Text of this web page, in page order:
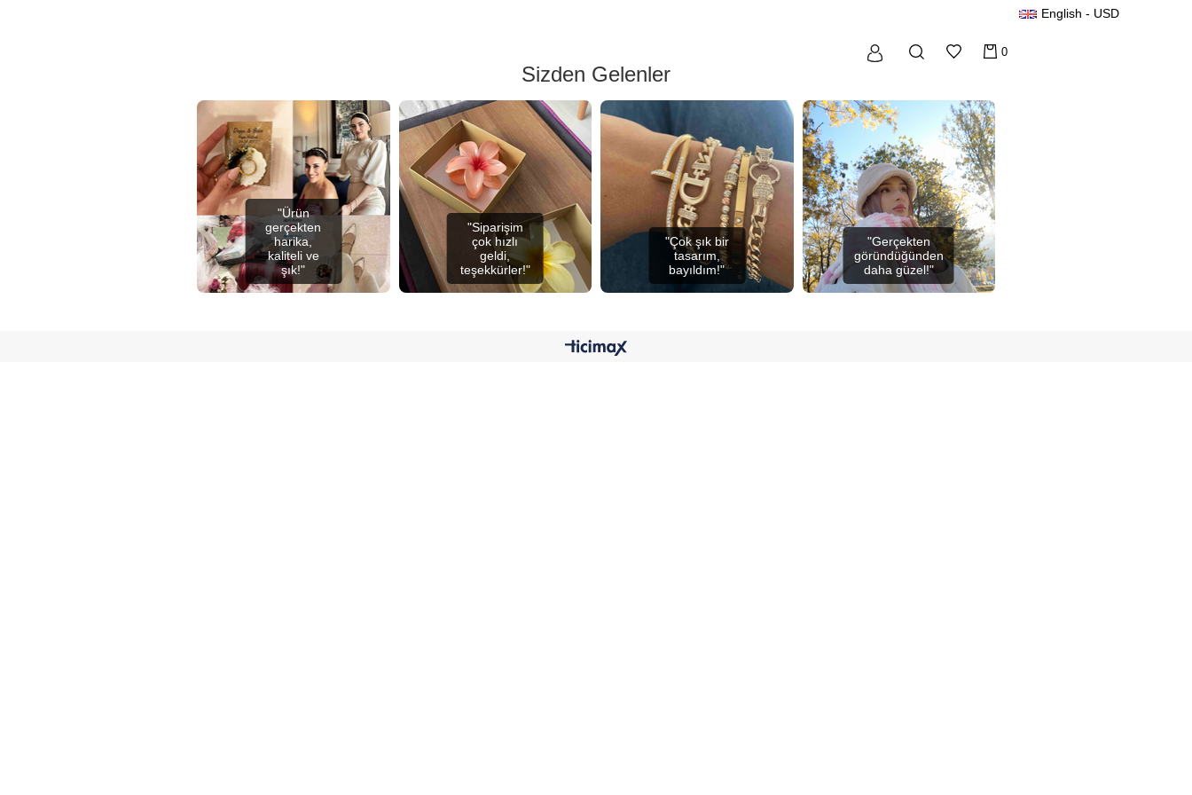
English - USD
0
Sizden Gelenler
"Ürün
gerçekten
harika,
kaliteli ve
şık!"
"Siparişim
çok hızlı
geldi,
teşekkürler!"
"Çok şık bir
tasarım,
bayıldım!"
"Gerçekten
göründüğünden
daha güzel!"